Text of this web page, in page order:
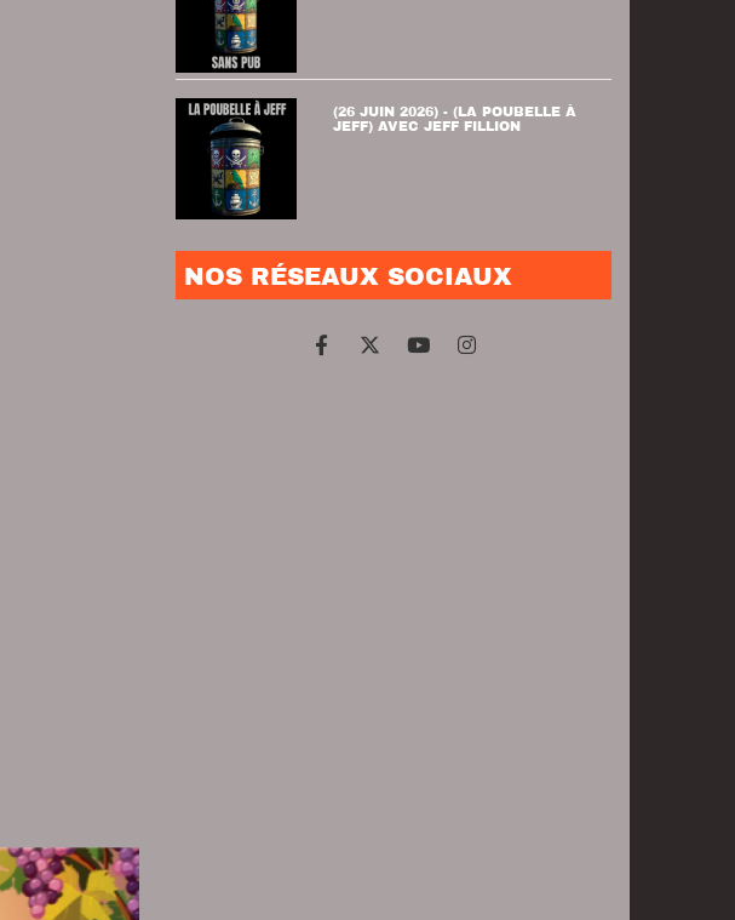
(26 JUIN 2026) - (LA POUBELLE À
JEFF) AVEC JEFF FILLION
NOS RÉSEAUX SOCIAUX